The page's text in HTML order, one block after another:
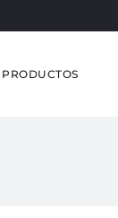
PRODUCTOS